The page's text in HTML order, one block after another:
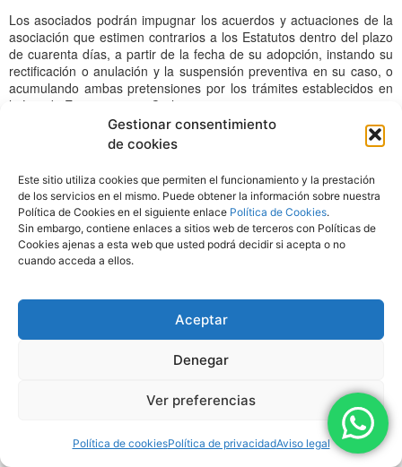
Gestionar consentimiento
de cookies
Este sitio utiliza cookies que permiten el funcionamiento y la prestación
de los servicios en el mismo. Puede obtener la información sobre nuestra
Política de Cookies en el siguiente enlace Política de Cookies.
Sin embargo, contiene enlaces a sitios web de terceros con Políticas de
Cookies ajenas a esta web que usted podrá decidir si acepta o no
cuando acceda a ellos.
Aceptar
Denegar
Ver preferencias
Política de cookiesPolítica de privacidadAviso legal
Los asociados podrán impugnar los acuerdos y actuaciones de la
asociación que estimen contrarios a los Estatutos dentro del plazo
de cuarenta días, a partir de la fecha de su adopción, instando su
rectificación o anulación y la suspensión preventiva en su caso, o
acumulando ambas pretensiones por los trámites establecidos en
la Ley de Enjuiciamiento Civil.
En tanto se resuelven las contiendas de orden interno que puedan
suscitarse en la asociación, las solicitudes de constancia registral
lugar a anotaciones provisionales.
CAPITULO VI
SOCIOS
Dentro de la Asociación existirán las siguientes clases de socios:
a) Socios fundadores, que serán aquéllos que participen en el acto
de constitución de la Asociación.
b) Socios de número, que serán los que ingresen después de la
c) Socios de honor, los que por su prestigio o por haber contribuido
de modo relevante a la dignificación y desarrollo de la asociación,
se hagan acreedores de tal distinción, además de los socios
fundadores. El nombramiento de los socios de honor